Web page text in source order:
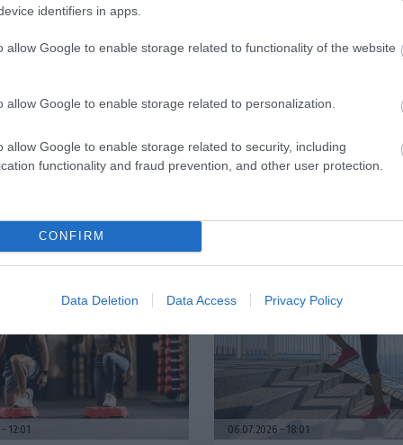
identifiers in apps.
allow Google to enable storage related to functionality of the website
allow Google to enable storage related to personalization.
allow Google to enable storage related to security, including
functionality and fraud prevention, and other user protection.
CONFIRM
Data Deletion Data Access Privacy Policy
Αυτό είναι
αυξάνει
Περπάτημα
άσκηση που
προστατεύει
12:01 06.07.2026 18:01